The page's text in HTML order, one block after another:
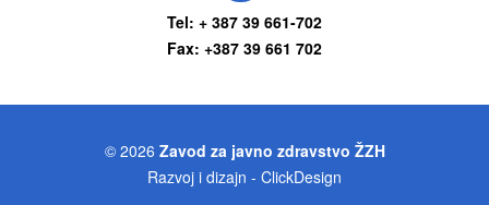
Tel: + 387 39 661-702
Fax: +387 39 661 702
© 2026 Zavod za javno zdravstvo ŽZH
Razvoj i dizajn - ClickDesign